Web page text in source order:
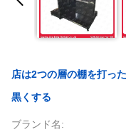
店は2つの層の棚を打っ
黒くする
ブランド名: